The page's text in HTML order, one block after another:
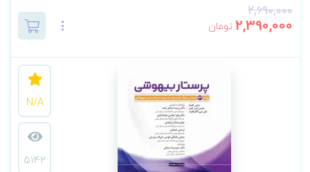
2,690,000
2,390,000 تومان
N/A
5142